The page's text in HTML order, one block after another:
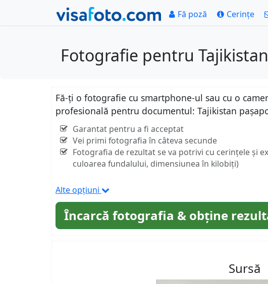
Fă poză Cerințe
Fotografie pentru
Fă-ți o fotografie cu smartphone-ul sau cu o
profesională pentru documentul: Tajikistan
Garantat pentru a fi acceptat
Vei primi fotografia în câteva secunde
Fotografia de rezultat se va potrivi cu cerințele și
culoarea fundalului, dimensiunea în kilobiți)
Alte opțiuni
Încarcă fotografia & obține
Sursă